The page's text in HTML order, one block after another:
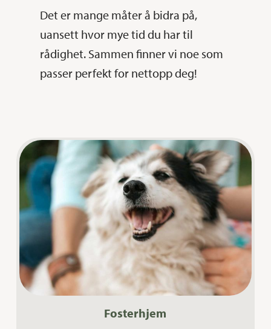
Det er mange måter å bidra på,
uansett hvor mye tid du har til
rådighet. Sammen finner vi noe som
passer perfekt for nettopp deg!
Fosterhjem